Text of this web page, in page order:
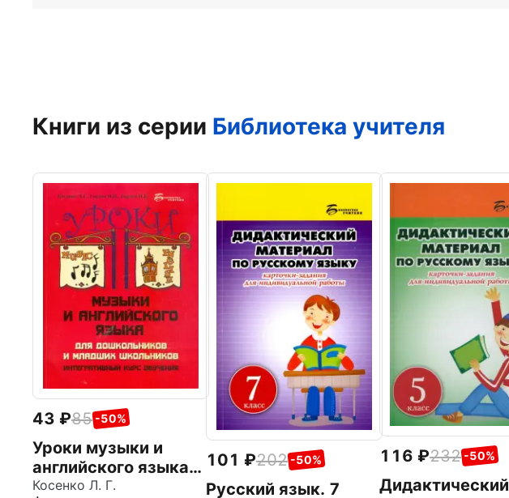
Книги из серии Библиотека учителя
43 85 -50%
Уроки музыки и
английского языка
для дошкольников и
Косенко Л. Г.
101 202 -50%
Русский язык. 7
116 232 -50%
Дидактический